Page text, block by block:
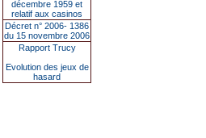
décembre 1959 et
relatif aux casinos
Décret n° 2006- 1386
du 15 novembre 2006
Rapport Trucy
Evolution des jeux de
hasard